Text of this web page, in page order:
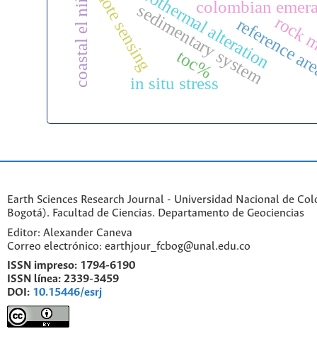
colombian
hydrothermal alteration
sedimentary system
reference
remote sensing rock
in situ stress
coastal el niño toc%
Earth Sciences Research Journal - Universidad Nacional de
Bogotá). Facultad de Ciencias. Departamento de Geociencias
Editor: Alexander Caneva
Correo electrónico: earthjour_fcbog@unal.edu.co
ISSN impreso: 1794-6190
ISSN línea: 2339-3459
DOI: 10.15446/esrj